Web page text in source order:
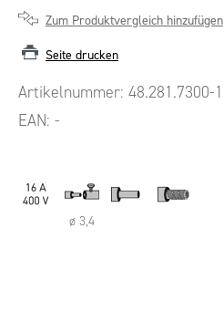
Zum Produktvergleich hinzufügen
Seite drucken
Artikelnummer: 48.281.7300-1
EAN: -
ø 3,4